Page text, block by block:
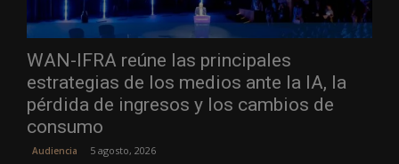
WAN-IFRA reúne las principales
estrategias de los medios ante la IA, la
pérdida de ingresos y los cambios de
consumo
Audiencia 5 agosto, 2026